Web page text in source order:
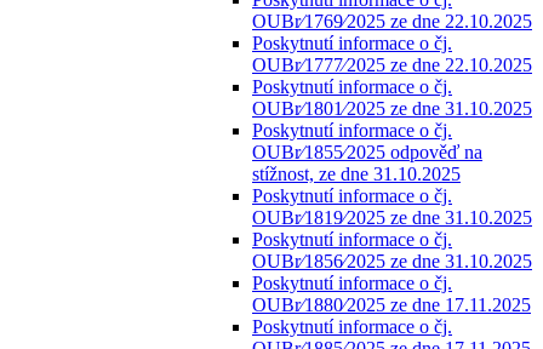
OUBr⁄1769⁄2025 ze dne 22.10.2025
Poskytnutí informace o čj.
OUBr⁄1777⁄2025 ze dne 22.10.2025
Poskytnutí informace o čj.
OUBr⁄1801⁄2025 ze dne 31.10.2025
Poskytnutí informace o čj.
OUBr⁄1855⁄2025 odpověď na
stížnost, ze dne 31.10.2025
Poskytnutí informace o čj.
OUBr⁄1819⁄2025 ze dne 31.10.2025
Poskytnutí informace o čj.
OUBr⁄1856⁄2025 ze dne 31.10.2025
Poskytnutí informace o čj.
OUBr⁄1880⁄2025 ze dne 17.11.2025
Poskytnutí informace o čj.